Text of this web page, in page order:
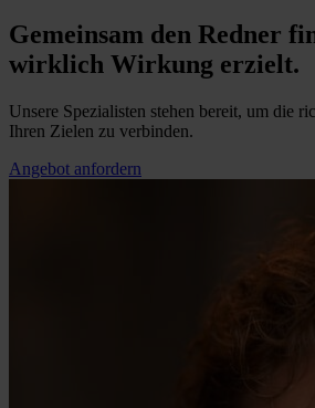
Gemeinsam den Redner
wirklich Wirkung erzielt.
Unsere Spezialisten stehen bereit, um die
Ihren Zielen zu verbinden.
Angebot anfordern